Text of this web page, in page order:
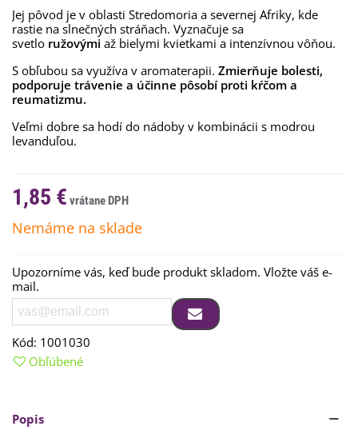
Jej pôvod je v oblasti Stredomoria a severnej Afriky, kde
rastie na slnečných stráňach. Vyznačuje sa
svetlo ružovými až bielymi kvietkami a intenzívnou vôňou.
S obľubou sa využíva v aromaterapii. Zmierňuje bolesti,
podporuje trávenie a účinne pôsobí proti kŕčom a
reumatizmu.
Veľmi dobre sa hodí do nádoby v kombinácii s modrou
levanduľou.
1,85 €
Nemáme na sklade
Upozorníme vás, keď bude produkt skladom. Vložte váš e-
mail.
Kód: 1001030
Obľúbené
Popis